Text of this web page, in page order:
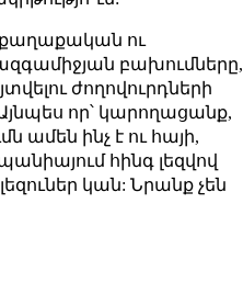
քաղաքական ու
բախումները,
ժողովուրդների
որ՝ կարողացանք,
ամեն ինչ է ու հայի,
հինգ լեզվով
կան: Նրանք չեն